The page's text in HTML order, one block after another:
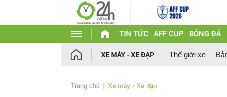
TIN TỨC AFF CUP BÓNG ĐÁ
XE MÁY - XE ĐẠP Thế giới xe
Trang chủ Xe máy - Xe đạp